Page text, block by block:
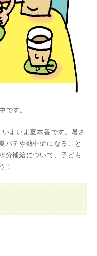
です。
よいよ夏本番です。暑さ
バテや熱中症になること
分補給について、子ども
！